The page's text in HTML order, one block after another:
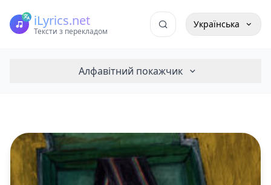
iLyrics.net
Тексти з перекладом
Українська
Алфавітний покажчик